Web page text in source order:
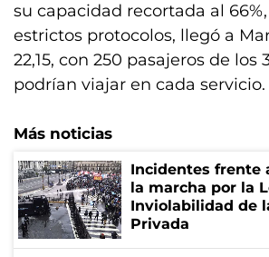
su capacidad recortada al
estrictos protocolos, llegó a
22,15, con 250 pasajeros de los
podrían viajar en cada servicio.
Más noticias
Incidentes frente
la marcha por la
Inviolabilidad de
Privada